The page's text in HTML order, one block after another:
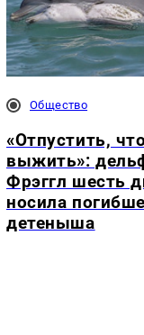
Общество
«Отпустить,
выжить»:
Фрэггл шесть
носила
детеныша